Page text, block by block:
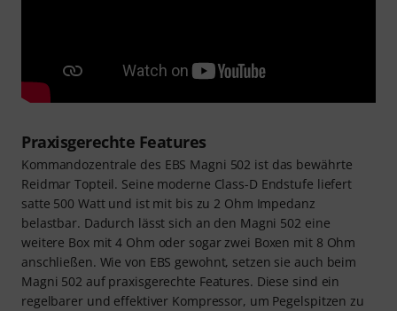
Praxisgerechte Features
Kommandozentrale des EBS Magni 502 ist das bewährte
Reidmar Topteil. Seine moderne Class-D Endstufe liefert
satte 500 Watt und ist mit bis zu 2 Ohm Impedanz
belastbar. Dadurch lässt sich an den Magni 502 eine
weitere Box mit 4 Ohm oder sogar zwei Boxen mit 8 Ohm
anschließen. Wie von EBS gewohnt, setzen sie auch beim
Magni 502 auf praxisgerechte Features. Diese sind ein
regelbarer und effektiver Kompressor, um Pegelspitzen zu